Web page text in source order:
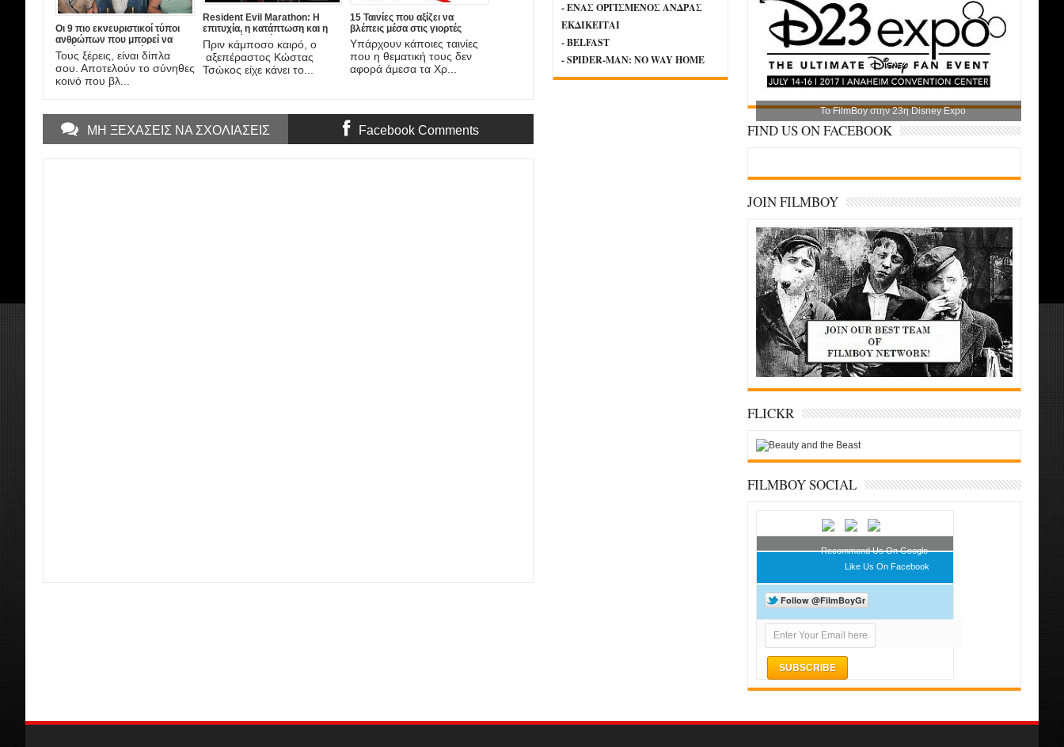
Οι 9 πιο εκνευριστικοί τύποι
ανθρώπων που μπορεί να
πετύχεις στο σινεμά!
Τους ξέρεις, είναι δίπλα
σου. Αποτελούν το σύνηθες
κοινό που βλ...
Resident Evil Marathon: Η
επιτυχία, η κατάπτωση και η
σημερινή ...κατάντια!
Πριν κάμποσο καιρό, ο
αξεπέραστος Κώστας
Τσώκος είχε κάνει το...
15 Ταινίες που αξίζει να
Υπάρχουν κάποιες ταινίες
που η θεματική τους δεν
αφορά άμεσα τα Χρ...
ΜΗ ΞΕΧΑΣΕΙΣ ΝΑ ΣΧΟΛΙΑΣΕΙΣ Facebook Comments
Το FilmBoy στην 23η Disney Expo
FIND US ON FACEBOOK
JOIN FILMBOY
FLICKR
FILMBOY SOCIAL
Recommend Us On Google
Like Us On Facebook
- ΕΝΑΣ ΟΡΓΙΣΜΕΝΟΣ ΑΝΔΡΑΣ
ΕΚΔΙΚΕΙΤΑΙ
- BELFAST
- SPIDER-MAN: NO WAY HOME